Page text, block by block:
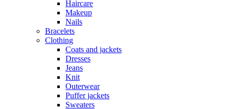
Haircare
Makeup
Nails
Bracelets
Clothing
Coats and jackets
Dresses
Jeans
Knit
Outerwear
Puffer jackets
Sweaters